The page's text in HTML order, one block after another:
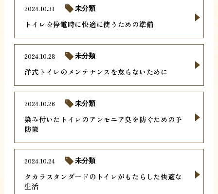
トイレを停電時に快適に使うための準備
2024.10.31 未分類
洋式トイレのメンテナンスを怠らないために
2024.10.28 未分類
染み付いたトイレのアンモニア臭を防ぐための予
防策
2024.10.26 未分類
タカラスタンダードのトイレがもたらした快適な
生活
2024.10.24 未分類